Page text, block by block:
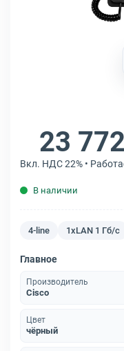
23
Вкл. НДС 22% •
В наличии
4-line 1xLAN 1 Гб/с
Главное
Производитель
Cisco
Цвет
чёрный